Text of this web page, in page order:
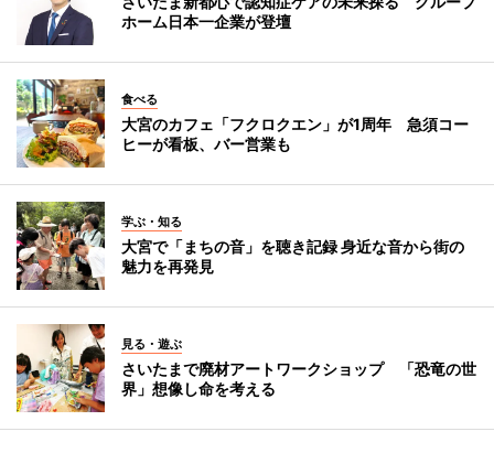
ホーム日本一企業が登壇
食べる
大宮のカフェ「フクロクエン」が1周年 急須コー
ヒーが看板、バー営業も
学ぶ・知る
大宮で「まちの音」を聴き記録 身近な音から街の
魅力を再発見
見る・遊ぶ
さいたまで廃材アートワークショップ 「恐竜の世
界」想像し命を考える